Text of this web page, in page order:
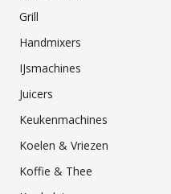
Grill
Handmixers
IJsmachines
Juicers
Keukenmachines
Koelen & Vriezen
Koffie & Thee